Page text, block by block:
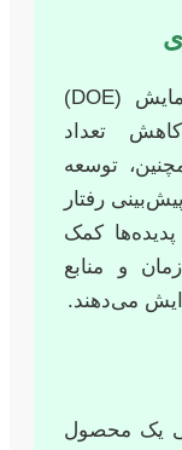
استفاده از روش‌های طراحی آزمایش (DOE)
تعداد
توسعه
رفتار
کمک
و منابع
می‌دهند.
یک محصول